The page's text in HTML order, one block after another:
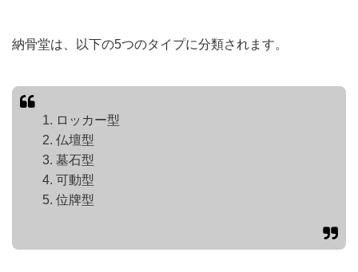
納骨堂は、以下の5つのタイプに分類されます。
ロッカー型
仏壇型
墓石型
可動型
位牌型